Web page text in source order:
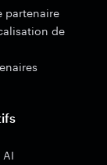
partenaire
de